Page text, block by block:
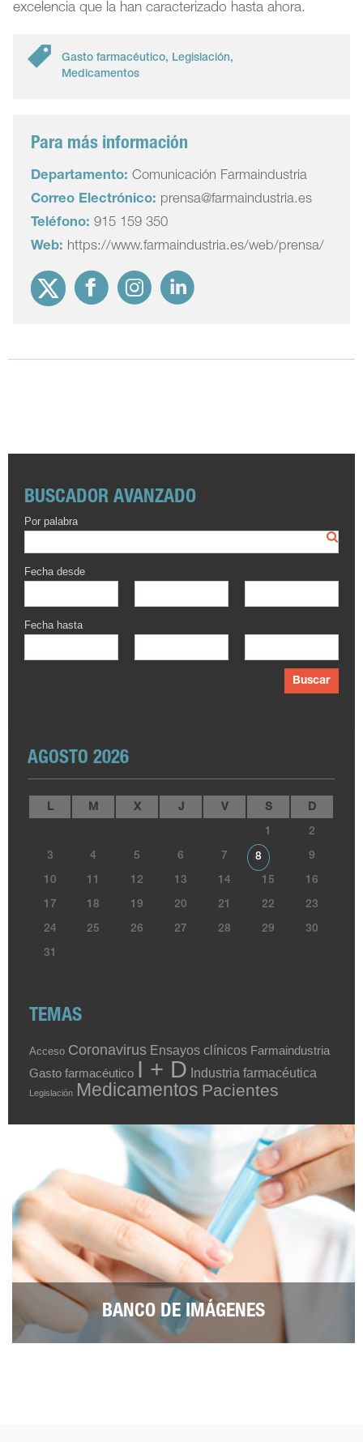
excelencia que la han caracterizado hasta ahora.
Gasto farmacéutico, Legislación,
Medicamentos
Para más información
Departamento: Comunicación Farmaindustria
Correo Electrónico: prensa@farmaindustria.es
Teléfono: 915 159 350
Web: https://www.farmaindustria.es/web/prensa/
BUSCADOR AVANZADO
Por palabra
Fecha desde
Fecha hasta
Buscar
AGOSTO 2026
L M X J V S D
1 2
3 4 5 6 7 8 9
10 11 12 13 14 15 16
17 18 19 20 21 22 23
24 25 26 27 28 29 30
31
TEMAS
Acceso Coronavirus Ensayos clínicos Farmaindustria
Gasto farmacéutico I + D Industria farmacéutica
Legislación Medicamentos Pacientes
BANCO DE IMÁGENES